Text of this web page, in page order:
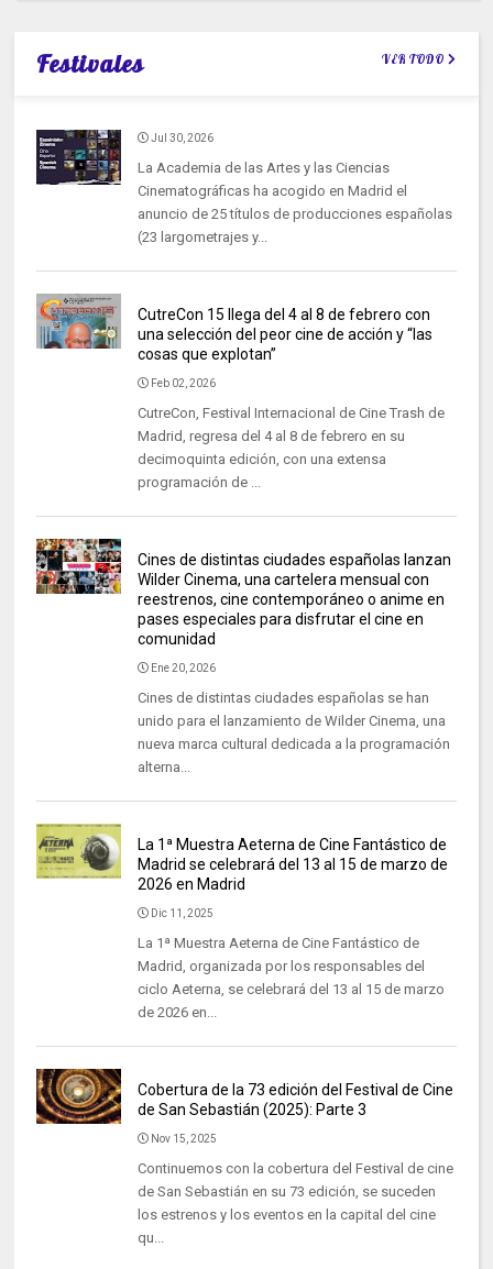
Festivales VER TODO
Jul 30, 2026
La Academia de las Artes y las Ciencias
Cinematográficas ha acogido en Madrid el
anuncio de 25 títulos de producciones españolas
(23 largometrajes y...
CutreCon 15 llega del 4 al 8 de febrero con
una selección del peor cine de acción y “las
cosas que explotan”
Feb 02, 2026
CutreCon, Festival Internacional de Cine Trash de
Madrid, regresa del 4 al 8 de febrero en su
decimoquinta edición, con una extensa
programación de ...
Cines de distintas ciudades españolas lanzan
Wilder Cinema, una cartelera mensual con
reestrenos, cine contemporáneo o anime en
pases especiales para disfrutar el cine en
comunidad
Ene 20, 2026
Cines de distintas ciudades españolas se han
unido para el lanzamiento de Wilder Cinema, una
nueva marca cultural dedicada a la programación
alterna...
La 1ª Muestra Aeterna de Cine Fantástico de
Madrid se celebrará del 13 al 15 de marzo de
2026 en Madrid
Dic 11, 2025
La 1ª Muestra Aeterna de Cine Fantástico de
Madrid, organizada por los responsables del
ciclo Aeterna, se celebrará del 13 al 15 de marzo
de 2026 en...
Cobertura de la 73 edición del Festival de Cine
de San Sebastián (2025): Parte 3
Nov 15, 2025
Continuemos con la cobertura del Festival de cine
de San Sebastián en su 73 edición, se suceden
los estrenos y los eventos en la capital del cine
qu...